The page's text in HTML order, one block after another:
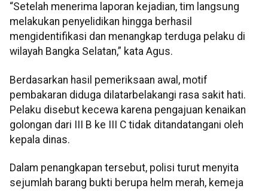
“Setelah menerima laporan kejadian, tim langsung
melakukan penyelidikan hingga berhasil
mengidentifikasi dan menangkap terduga pelaku di
wilayah Bangka Selatan,” kata Agus.
Berdasarkan hasil pemeriksaan awal, motif
pembakaran diduga dilatarbelakangi rasa sakit hati.
Pelaku disebut kecewa karena pengajuan kenaikan
golongan dari III B ke III C tidak ditandatangani oleh
kepala dinas.
Dalam penangkapan tersebut, polisi turut menyita
sejumlah barang bukti berupa helm merah, kemeja